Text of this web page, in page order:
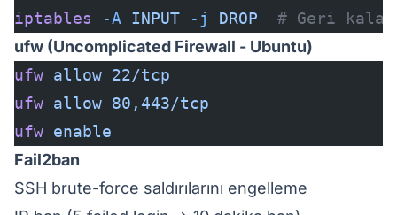
iptables -A INPUT -j DROP
# Geri
ufw (Uncomplicated Firewall - Ubuntu)
ufw allow 22/tcp
ufw allow 80,443/tcp
ufw enable
Fail2ban
SSH brute-force saldırılarını engelleme